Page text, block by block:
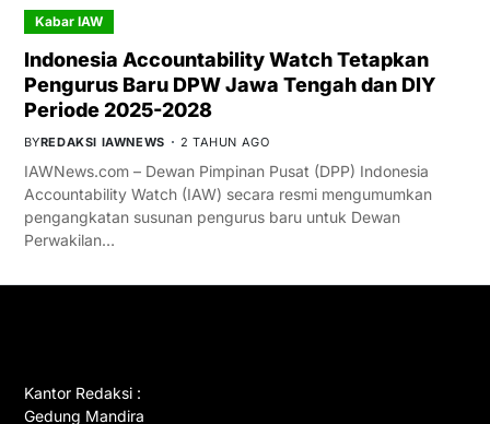
Kabar IAW
Indonesia Accountability Watch Tetapkan
Pengurus Baru DPW Jawa Tengah dan DIY
Periode 2025-2028
BYREDAKSI IAWNEWS 2 TAHUN AGO
IAWNews.com – Dewan Pimpinan Pusat (DPP) Indonesia
Accountability Watch (IAW) secara resmi mengumumkan
pengangkatan susunan pengurus baru untuk Dewan
Perwakilan…
Kantor Redaksi :
Gedung Mandira